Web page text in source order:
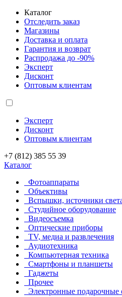
Каталог
Отследить заказ
Магазины
Доставка и оплата
Гарантия и возврат
Распродажа до -90%
Эксперт
Дисконт
Оптовым клиентам
Эксперт
Дисконт
Оптовым клиентам
+7 (812) 385 55 39
Каталог
Фотоаппараты
Объективы
Вспышки, источники
Студийное оборудование
Видеосъемка
Оптические приборы
TV, медиа и развлечения
Аудиотехника
Компьютерная техника
Смартфоны и планшеты
Гаджеты
Прочее
Электронные подарочные